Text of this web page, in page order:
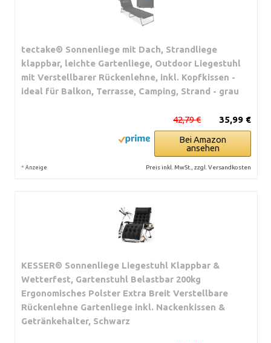
tectake® Sonnenliege mit Dach, Strandliege
klappbar, leichte Gartenliege, Outdoor Liegestuhl
mit Verstellbarer Rückenlehne, inkl. Kopfkissen -
ideal für Balkon, Terrasse, Camping, Strand - grau
35,99 €
42,79 €
Bei Amazon
ansehen
* Anzeige Preis inkl. MwSt., zzgl. Versandkosten
KESSER® Sonnenliege Liegestuhl Klappbar &
Wetterfest, Gartenstuhl Belastbar 200kg
Ergonomisches Polster Extra Breit Verstellbare
Rückenlehne Gartenliege inkl. Nackenkissen &
Getränkehalter, Schwarz